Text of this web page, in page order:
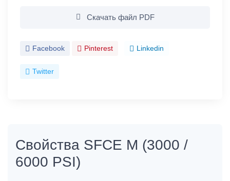
Скачать файл PDF
Facebook Pinterest Linkedin
Twitter
Свойства SFCE M (3000 /
6000 PSI)